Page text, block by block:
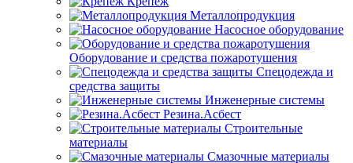
Металлопродукция
Насосное оборудование
Оборудование и средства пожаротушения
Спецодежда и
средства защиты
Инженерные системы
Резина.Асбест
Строительные
материалы
Смазочные материалы